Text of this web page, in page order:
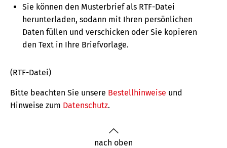
Sie können den Musterbrief als RTF-Datei
herunterladen, sodann mit Ihren persönlichen
Daten füllen und verschicken oder Sie kopieren
den Text in Ihre Briefvorlage.
(RTF-Datei)
Bitte beachten Sie unsere Bestellhinweise und
Hinweise zum Datenschutz.
nach oben